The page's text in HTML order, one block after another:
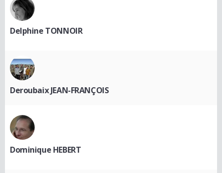
Delphine TONNOIR
Deroubaix JEAN-FRANÇOIS
Dominique HEBERT